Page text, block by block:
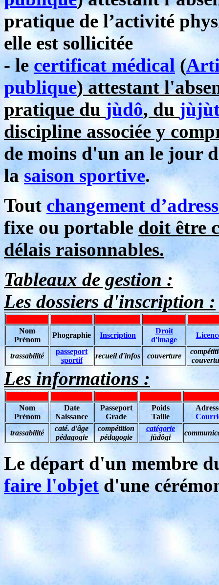
pratique de l’activité
elle est sollicitée
- lecertificat médical (
publique) attestant
pratique du jùdô, du
discipline associée y
de moins d'un an le jour
lasaison sportive.
Tout changement
fixe ou portabledoit être
délais raisonnables.
Tableaux de gestion :
Les dossiers d'inscription :
Nom
Prénom
Phographie Inscription
Droit
d'image
trassabilité
passeport
sportif
recueil d'infos couverture
Les informations :
Nom
Prénom
Date
Naissance
Passeport
Grade
Poids
Taille
trassabilité
caté. d'âge
pédagogie
compétition
pédagogie
catégorie
jùdôgi
Le départ d'un membre
faire l'objetd'une